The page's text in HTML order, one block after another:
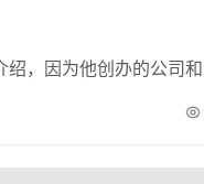
绍，因为他创办的公司